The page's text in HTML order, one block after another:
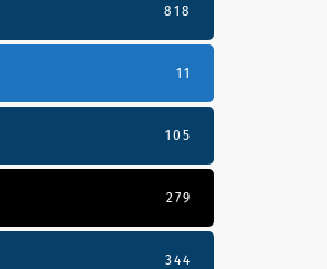
818
11
105
279
344